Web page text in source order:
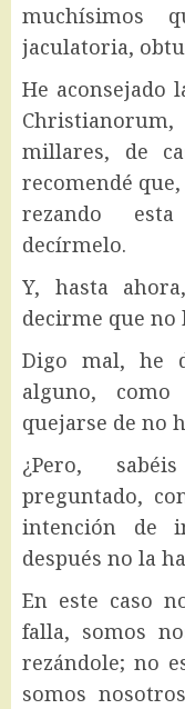
muchísimos
jaculatoria,
He aconsejado
millares, de
recomendé
rezando
decírmelo.
Y, hasta
decirme que no
Digo mal, he
alguno,
quejarse de no
¿Pero,
preguntado,
intención de
después no la
En este caso
falla, somos
rezándole; no
somos